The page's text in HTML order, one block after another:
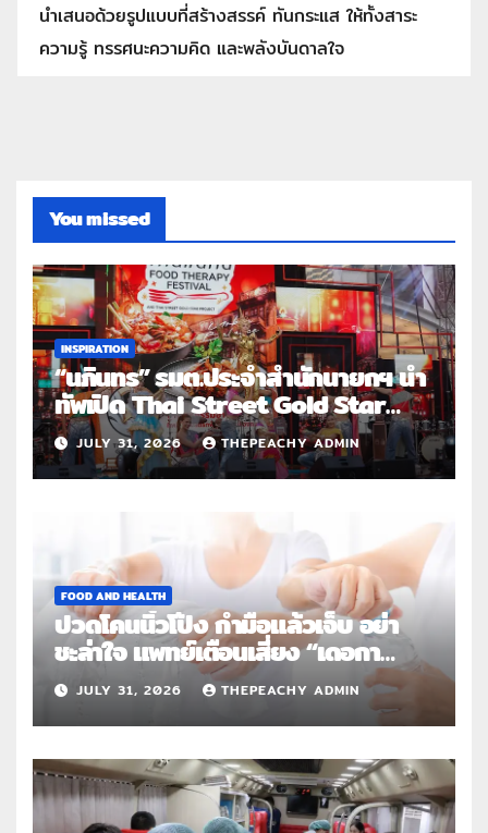
นำเสนอด้วยรูปแบบที่สร้างสรรค์ ทันกระแส ให้ทั้งสาระ
ความรู้ ทรรศนะความคิด และพลังบันดาลใจ
You missed
INSPIRATION
“นภินทร” รมต.ประจำสำนักนายกฯ นำ
ทัพเปิด Thai Street Gold Star
Roadshow 3 จังหวัดต้นแบบ
JULY 31, 2026 THEPEACHY ADMIN
FOOD AND HEALTH
ปวดโคนนิ้วโป้ง กำมือแล้วเจ็บ อย่า
ชะล่าใจ แพทย์เตือนเสี่ยง “เดอกา
แวง” โรคปลอกหุ้มเอ็นอักเสบจากการ
ใช้งานซ้ำ
JULY 31, 2026 THEPEACHY ADMIN